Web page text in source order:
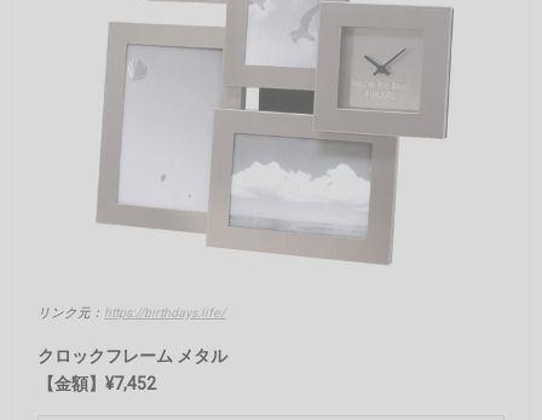
リンク元： https://birthdays.life/
クロックフレーム メタル
【金額】¥7,452